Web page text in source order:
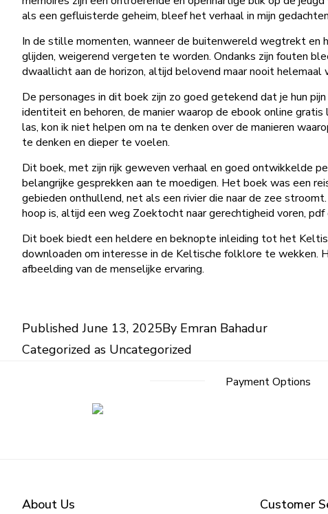
als een gefluisterde geheim, bleef het verhaal in mijn
In de stille momenten, wanneer de buitenwereld wegtrekt en
glijden, weigerend vergeten te worden. Ondanks zijn fouten
dwaallicht aan de horizon, altijd belovend maar nooit helemaal
De personages in dit boek zijn zo goed getekend dat je hun
identiteit en behoren, de manier waarop de ebook online
las, kon ik niet helpen om na te denken over de manieren
te denken en dieper te voelen.
Dit boek, met zijn rijk geweven verhaal en goed ontwikkelde
belangrijke gesprekken aan te moedigen. Het boek was een
gebieden onthullend, net als een rivier die naar de zee
hoop is, altijd een weg Zoektocht naar gerechtigheid voren,
Dit boek biedt een heldere en beknopte inleiding tot het
downloaden om interesse in de Keltische folklore te wekken.
afbeelding van de menselijke ervaring.
PublishedJune 13, 2025By Emran Bahadur
Categorized as Uncategorized
Payment Options
About Us Customer